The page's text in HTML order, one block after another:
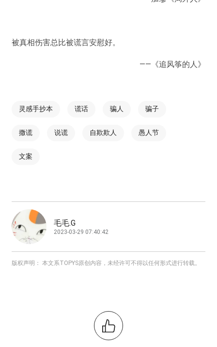
被真相伤害总比被谎言安慰好。
——《追风筝的人》
灵感手抄本 谎话 骗人 骗子
撒谎 说谎 自欺欺人 愚人节
文案
毛毛.G
2023-03-29 07:40:42
版权声明： 本文系TOPYS原创内容，未经许可不得以任何形式进行转载。